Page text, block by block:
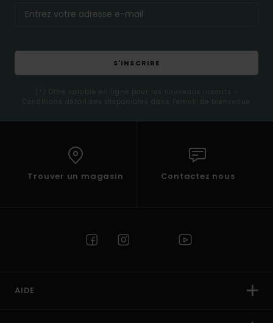
S'INSCRIRE
(*) Offre valable en ligne pour les nouveaux inscrits -
Conditions détaillées disponibles dans l'email de bienvenue
Trouver un magasin Contactez nous
AIDE